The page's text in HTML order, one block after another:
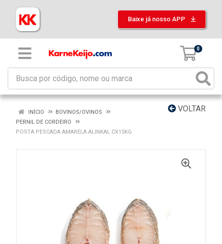
Baixe já nosso APP
0
VOLTAR
INÍCIO
BOVINOS/OVINOS
PERNIL DE CORDEIRO
POSTA PESCADA AMARELA ALINKAL CX15KG